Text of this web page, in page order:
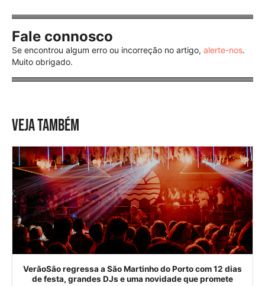
Fale connosco
Se encontrou algum erro ou incorreção no artigo, alerte-nos.
Muito obrigado.
VEJA TAMBÉM
VerãoSão regressa a São Martinho do Porto com 12 dias
de festa, grandes DJs e uma novidade que promete